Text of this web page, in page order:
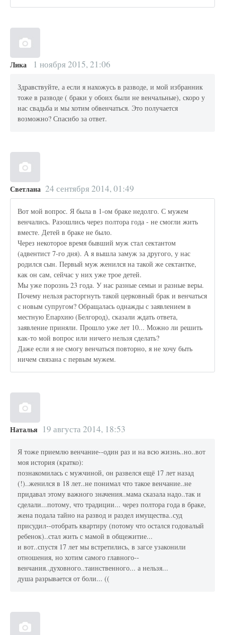
Лика 1 ноября 2015, 21:06
Здравствуйте, а если я нахожусь в разводе, и мой избранник
тоже в разводе ( браки у обоих были не венчальные), скоро у
нас свадьба и мы хотим обвенчаться. Это получается
возможно? Спасибо за ответ.
Светлана 24 сентября 2014, 01:49
Вот мой вопрос. Я была в 1-ом браке недолго. С мужем
венчались. Разошлись через полтора года - не смогли жить
вместе. Детей в браке не было.
Через некоторое время бывший муж стал сектантом
(адвентист 7-го дня). А я вышла замуж за другого, у нас
родился сын. Первый муж женился на такой же сектантке,
как он сам, сейчас у них уже трое детей.
Мы уже порознь 23 года. У нас разные семьи и разные веры.
Почему нельзя расторгнуть такой церковный брак и венчаться
с новым супругом? Обращалась однажды с заявлением в
местную Епархию (Белгород), сказали ждать ответа,
заявление приняли. Прошло уже лет 10... Можно ли решить
как-то мой вопрос или ничего нельзя сделать?
Даже если я не смогу венчаться повторно, я не хочу быть
ничем связана с первым мужем.
Наталья 19 августа 2014, 18:53
Я тоже приемлю венчание--один раз и на всю жизнь..но..вот
моя история (кратко):
познакомилась с мужчиной, он развелся ещё 17 лет назад
(!)..женился в 18 лет..не понимал что такое венчание..не
придавал этому важного значения..мама сказала надо..так и
сделали...потому, что традиции... через полтора года в браке,
жена подала тайно на развод и раздел имущества..суд
присудил--отобрать квартиру (потому что остался годовалый
ребенок)..стал жить с мамой в общежитие...
и вот..спустя 17 лет мы встретились, в загсе узаконили
отношения, но хотим самого главного--
венчания..духовного..таинственного... а нельзя...
душа разрывается от боли... ((